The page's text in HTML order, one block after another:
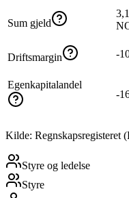
Sum gjeld
Driftsmargin -
Egenkapitalandel
-
Kilde: Regnskapsregisteret
Styre og ledelse
Styre